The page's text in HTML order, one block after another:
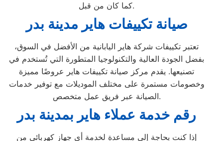
كما كان من قبل.
صيانة تكييفات هاير مدينة بدر
تعتبر تكييفات شركة هاير اليابانية من الأفضل في السوق،
بفضل الجودة العالية والتكنولوجيا المتطورة التي تُستخدم في
تصنيعها. يقدم مركز صيانة تكييفات هاير عروضًا مميزة
وخصومات مستمرة على مختلف الموديلات مع توفير خدمات
الصيانة عبر فريق عمل متخصص.
رقم خدمة عملاء هاير بمدينة بدر
إذا كنت بحاجة إلى مساعدة لخدمة أي جهاز كهربائي من